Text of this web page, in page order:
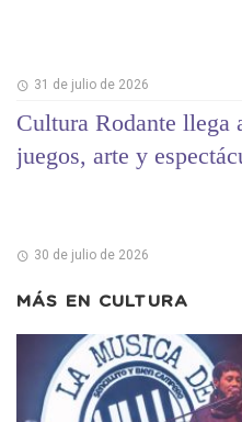
31 de julio de 2026
Cultura Rodante
juegos, arte y
30 de julio de 2026
MÁS EN CULTURA